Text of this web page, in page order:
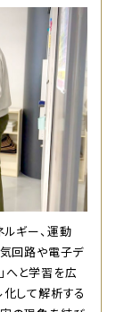
ルギー、運動
気回路や電子デ
へと学習を広
して解析する